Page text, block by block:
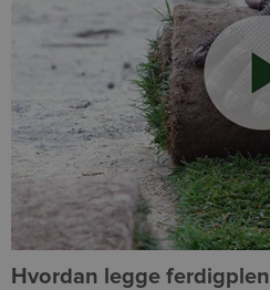
Hvordan legge